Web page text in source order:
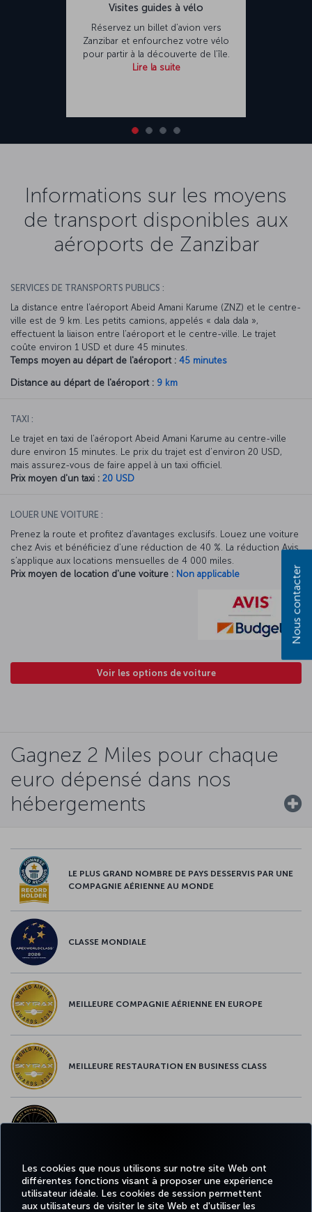
Les cookies que nous utilisons sur notre site Web ont
différentes fonctions visant à proposer une expérience
utilisateur idéale. Les cookies de session permettent
aux utilisateurs de visiter le site Web et d'utiliser les
Visites guides à vélo
Réservez un billet d’avion vers
Zanzibar et enfourchez votre vélo
pour partir à la découverte de l’île.
Lire la suite
Informations sur les moyens
de transport disponibles aux
aéroports de Zanzibar
SERVICES DE TRANSPORTS PUBLICS :
La distance entre l’aéroport Abeid Amani Karume (ZNZ) et le centre-
ville est de 9 km. Les petits camions, appelés « dala dala »,
effectuent la liaison entre l’aéroport et le centre-ville. Le trajet
coûte environ 1 USD et dure 45 minutes.
Temps moyen au départ de l'aéroport : 45 minutes
Distance au départ de l'aéroport : 9 km
TAXI :
Le trajet en taxi de l’aéroport Abeid Amani Karume au centre-ville
dure environ 15 minutes. Le prix du trajet est d’environ 20 USD,
mais assurez-vous de faire appel à un taxi officiel.
Prix moyen d'un taxi : 20 USD
LOUER UNE VOITURE :
Prenez la route et profitez d’avantages exclusifs. Louez une voiture
chez Avis et bénéficiez d’une réduction de 40 %. La réduction Avis
s’applique aux locations mensuelles de 4 000 miles.
Prix moyen de location d'une voiture : Non applicable
Voir les options de voiture
Gagnez 2 Miles pour chaque
euro dépensé dans nos
hébergements
LE PLUS GRAND NOMBRE DE PAYS DESSERVIS PAR UNE
COMPAGNIE AÉRIENNE AU MONDE
CLASSE MONDIALE
MEILLEURE COMPAGNIE AÉRIENNE EN EUROPE
MEILLEURE RESTAURATION EN BUSINESS CLASS
MEILLEUR WI-FI EN EUROPE
Nous contacter